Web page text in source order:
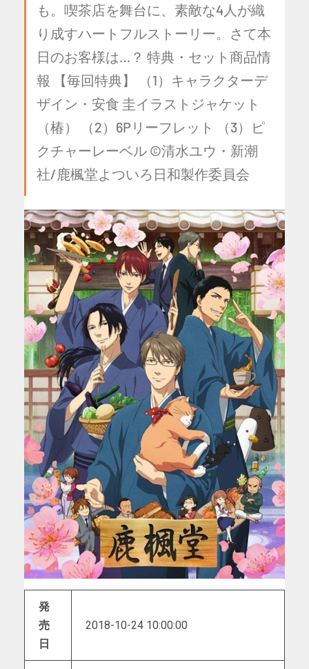
も。喫茶店を舞台に、素敵な4人が織
り成すハートフルストーリー。さて本
日のお客様は…？ 特典・セット商品情
報 【毎回特典】 （1）キャラクターデ
ザイン・安食 圭イラストジャケット
（椿） （2）6Pリーフレット （3）ピ
クチャーレーベル ©清水ユウ・新潮
社/鹿楓堂よついろ日和製作委員会
発
売
日
2018-10-24 10:00:00